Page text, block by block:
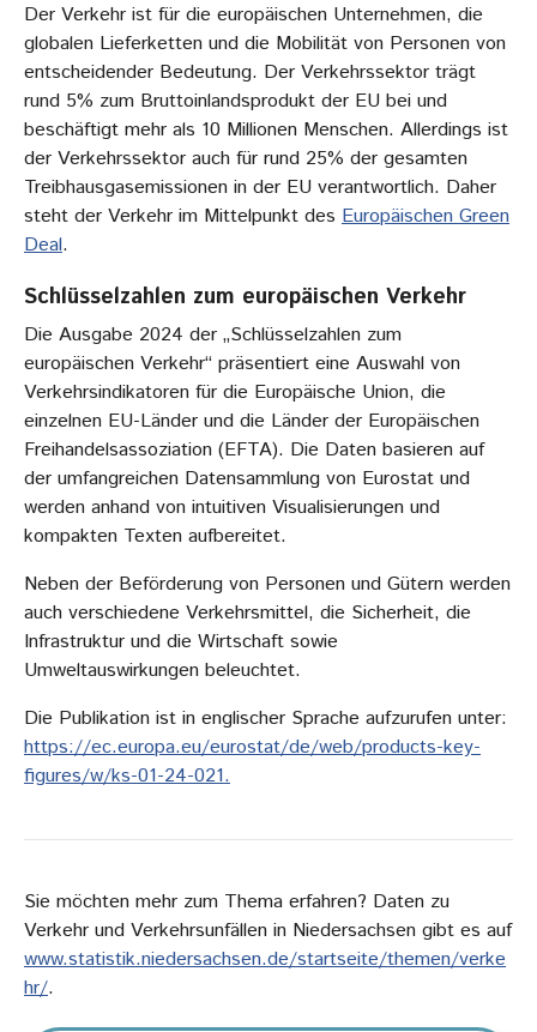
Der Verkehr ist für die europäischen Unternehmen, die
globalen Lieferketten und die Mobilität von Personen von
entscheidender Bedeutung. Der Verkehrssektor trägt
rund 5% zum Bruttoinlandsprodukt der EU bei und
beschäftigt mehr als 10 Millionen Menschen. Allerdings ist
der Verkehrssektor auch für rund 25% der gesamten
Treibhausgasemissionen in der EU verantwortlich. Daher
steht der Verkehr im Mittelpunkt des Europäischen Green
Deal.
Schlüsselzahlen zum europäischen Verkehr
Die Ausgabe 2024 der „Schlüsselzahlen zum
europäischen Verkehr“ präsentiert eine Auswahl von
Verkehrsindikatoren für die Europäische Union, die
einzelnen EU-Länder und die Länder der Europäischen
Freihandelsassoziation (EFTA). Die Daten basieren auf
der umfangreichen Datensammlung von Eurostat und
werden anhand von intuitiven Visualisierungen und
kompakten Texten aufbereitet.
Neben der Beförderung von Personen und Gütern werden
auch verschiedene Verkehrsmittel, die Sicherheit, die
Infrastruktur und die Wirtschaft sowie
Umweltauswirkungen beleuchtet.
Die Publikation ist in englischer Sprache aufzurufen unter:
https://ec.europa.eu/eurostat/de/web/products-key-
figures/w/ks-01-24-021.
Sie möchten mehr zum Thema erfahren? Daten zu
Verkehr und Verkehrsunfällen in Niedersachsen gibt es auf
www.statistik.niedersachsen.de/startseite/themen/verke
hr/.